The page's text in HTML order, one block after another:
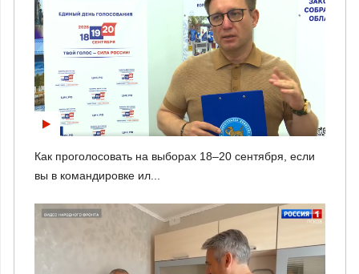
Как проголосовать на выборах 18–20 сентября, если
вы в командировке ил...